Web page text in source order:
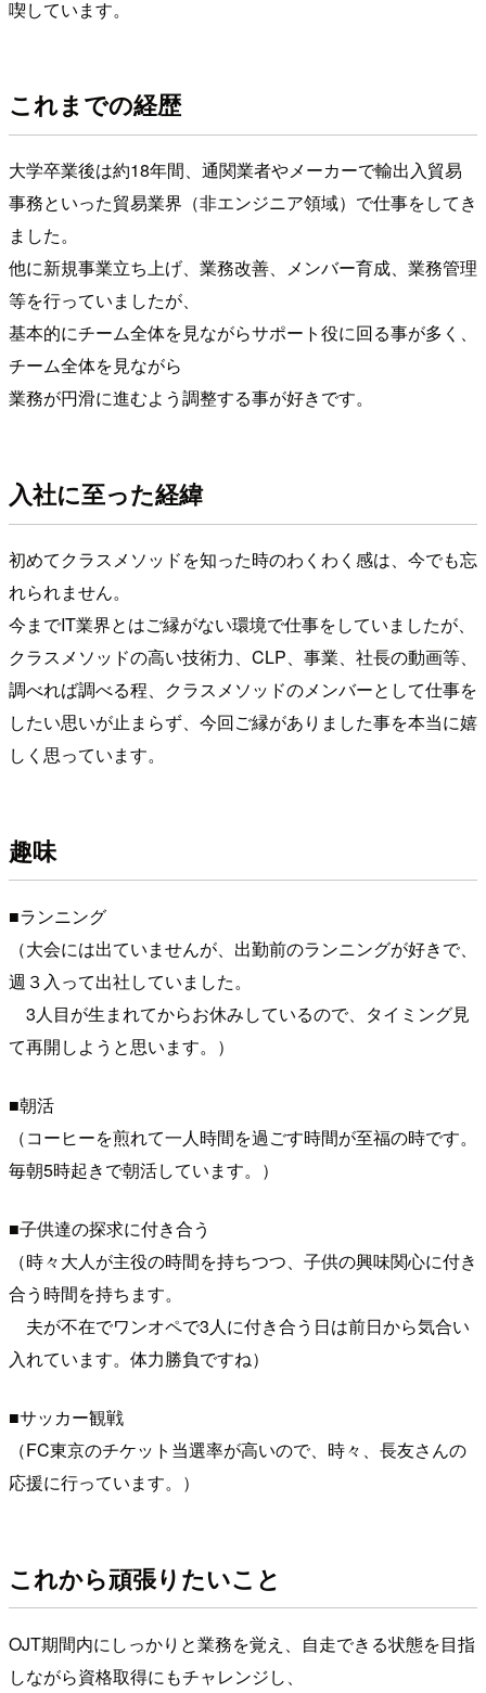
喫しています。
これまでの経歴
大学卒業後は約18年間、通関業者やメーカーで輸出入貿易
事務といった貿易業界（非エンジニア領域）で仕事をしてき
ました。
他に新規事業立ち上げ、業務改善、メンバー育成、業務管理
等を行っていましたが、
基本的にチーム全体を見ながらサポート役に回る事が多く、
チーム全体を見ながら
業務が円滑に進むよう調整する事が好きです。
入社に至った経緯
初めてクラスメソッドを知った時のわくわく感は、今でも忘
れられません。
今までIT業界とはご縁がない環境で仕事をしていましたが、
クラスメソッドの高い技術力、CLP、事業、社長の動画等、
調べれば調べる程、クラスメソッドのメンバーとして仕事を
したい思いが止まらず、今回ご縁がありました事を本当に嬉
しく思っています。
趣味
■ランニング
（大会には出ていませんが、出勤前のランニングが好きで、
週３入って出社していました。
3人目が生まれてからお休みしているので、タイミング見
て再開しようと思います。）
■朝活
（コーヒーを煎れて一人時間を過ごす時間が至福の時です。
毎朝5時起きで朝活しています。）
■子供達の探求に付き合う
（時々大人が主役の時間を持ちつつ、子供の興味関心に付き
合う時間を持ちます。
夫が不在でワンオペで3人に付き合う日は前日から気合い
入れています。体力勝負ですね）
■サッカー観戦
（FC東京のチケット当選率が高いので、時々、長友さんの
応援に行っています。）
これから頑張りたいこと
OJT期間内にしっかりと業務を覚え、自走できる状態を目指
しながら資格取得にもチャレンジし、